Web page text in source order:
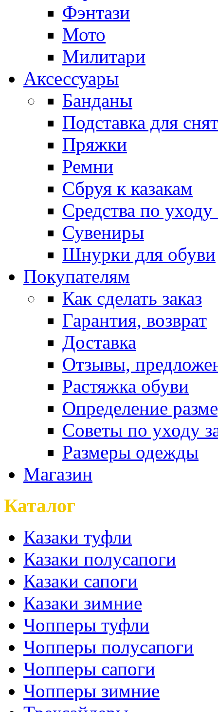
Фэнтази
Мото
Милитари
Аксессуары
Банданы
Подставка для
Пряжки
Ремни
Сбруя к казакам
Средства по
Сувениры
Шнурки для обуви
Покупателям
Как сделать заказ
Гарантия, возврат
Доставка
Отзывы,
Растяжка обуви
Определение
Советы по уходу
Размеры одежды
Магазин
Каталог
Казаки туфли
Казаки полусапоги
Казаки сапоги
Казаки зимние
Чопперы туфли
Чопперы полусапоги
Чопперы сапоги
Чопперы зимние